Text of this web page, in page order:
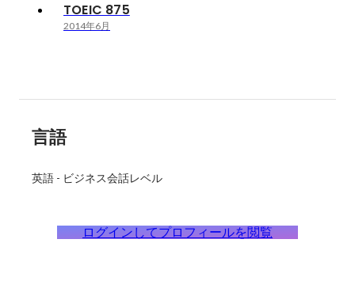
TOEIC 875
2014年6月
言語
英語 - ビジネス会話レベル
ログインしてプロフィールを閲覧